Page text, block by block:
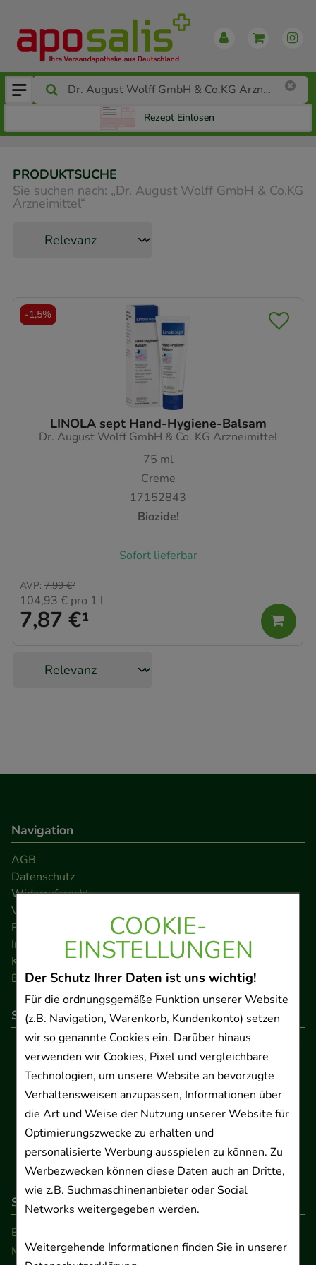
COOKIE-
EINSTELLUNGEN
Der Schutz Ihrer Daten ist uns wichtig!
Für die ordnungsgemäße Funktion unserer Website
(z.B. Navigation, Warenkorb, Kundenkonto) setzen
wir so genannte Cookies ein. Darüber hinaus
verwenden wir Cookies, Pixel und vergleichbare
Technologien, um unsere Website an bevorzugte
Verhaltensweisen anzupassen, Informationen über
die Art und Weise der Nutzung unserer Website für
Optimierungszwecke zu erhalten und
personalisierte Werbung ausspielen zu können. Zu
Werbezwecken können diese Daten auch an Dritte,
wie z.B. Suchmaschinenanbieter oder Social
Networks weitergegeben werden.
Weitergehende Informationen finden Sie in unserer
Rezept Einlösen
PRODUKTSUCHE
Sie suchen nach: „Dr. August Wolff GmbH & Co.KG
Arzneimittel“
LINOLA sept Hand-Hygiene-Balsam
Dr. August Wolff GmbH & Co. KG Arzneimittel
75 ml
Creme
17152843
Biozide!
Sofort lieferbar
7,87 €¹
AVP: 7,99 €²
104,93 € pro 1 l
-1,5%
Navigation
AGB
Datenschutz
Widerrufsrecht
Versandkosten
FAQ
Impressum
Kontakt
Barrierefreiheitserklärung
So können Sie bezahlen
So erreichen Sie uns
Beratung und Kundenservice:
Montag - Freitag von 9.00 bis 17.00 Uhr